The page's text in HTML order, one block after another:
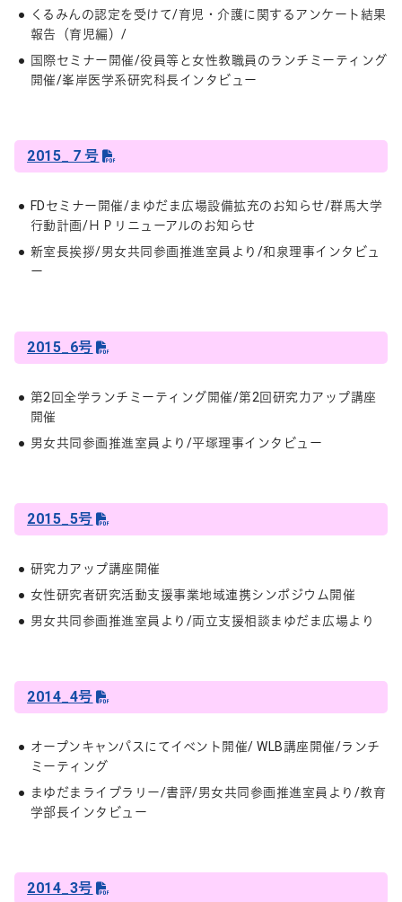
くるみんの認定を受けて/育児・介護に関するアンケート結果
報告（育児編）/
国際セミナー開催/役員等と女性教職員のランチミーティング
開催/峯岸医学系研究科長インタビュー
2015_７号
FDセミナー開催/まゆだま広場設備拡充のお知らせ/群馬大学
行動計画/ＨＰリニューアルのお知らせ
新室長挨拶/男女共同参画推進室員より/和泉理事インタビュ
ー
2015_6号
第2回全学ランチミーティング開催/第2回研究力アップ講座
開催
男女共同参画推進室員より/平塚理事インタビュー
2015_5号
研究力アップ講座開催
女性研究者研究活動支援事業地域連携シンポジウム開催
男女共同参画推進室員より/両立支援相談まゆだま広場より
2014_4号
オープンキャンパスにてイベント開催/ WLB講座開催/ランチ
ミーティング
まゆだまライブラリー/書評/男女共同参画推進室員より/教育
学部長インタビュー
2014_3号